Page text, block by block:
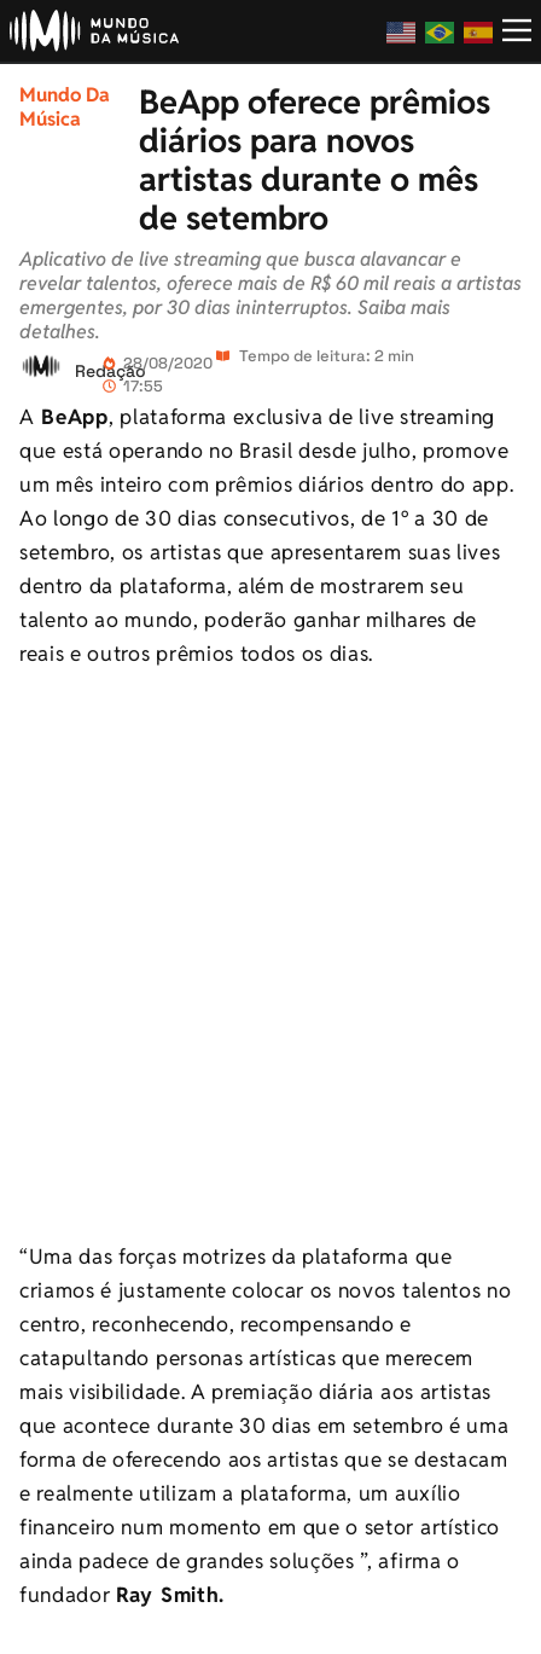
Mundo Da
Música
BeApp oferece prêmios
diários para novos
artistas durante o mês
de setembro
Aplicativo de live streaming que busca alavancar e
revelar talentos, oferece mais de R$ 60 mil reais a artistas
emergentes, por 30 dias ininterruptos. Saiba mais
detalhes.
Redação28/08/2020
17:55
Tempo de leitura: 2 min
A BeApp, plataforma exclusiva de live streaming
que está operando no Brasil desde julho, promove
um mês inteiro com prêmios diários dentro do app.
Ao longo de 30 dias consecutivos, de 1º a 30 de
setembro, os artistas que apresentarem suas lives
dentro da plataforma, além de mostrarem seu
talento ao mundo, poderão ganhar milhares de
reais e outros prêmios todos os dias.
“Uma das forças motrizes da plataforma que
criamos é justamente colocar os novos talentos no
centro, reconhecendo, recompensando e
catapultando personas artísticas que merecem
mais visibilidade. A premiação diária aos artistas
que acontece durante 30 dias em setembro é uma
forma de oferecendo aos artistas que se destacam
e realmente utilizam a plataforma, um auxílio
financeiro num momento em que o setor artístico
ainda padece de grandes soluções ”, afirma o
fundador Ray Smith.